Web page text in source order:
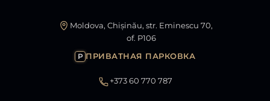
Moldova, Chișinău, str. Eminescu 70,
of. P106
P ПРИВАТНАЯ ПАРКОВКА
+373 60 770 787